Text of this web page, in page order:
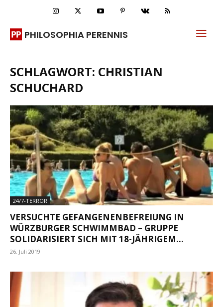
PHILOSOPHIA PERENNIS
SCHLAGWORT: CHRISTIAN
SCHUCHARD
24/7-TERROR
VERSUCHTE GEFANGENENBEFREIUNG IN
WÜRZBURGER SCHWIMMBAD – GRUPPE
SOLIDARISIERT SICH MIT 18-JÄHRIGEM...
26. Juli 2019